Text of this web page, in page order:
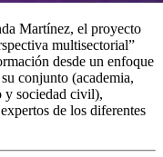
Martínez, el proyecto
multisectorial”
desde un enfoque
conjunto (academia,
y sociedad civil),
de los diferentes